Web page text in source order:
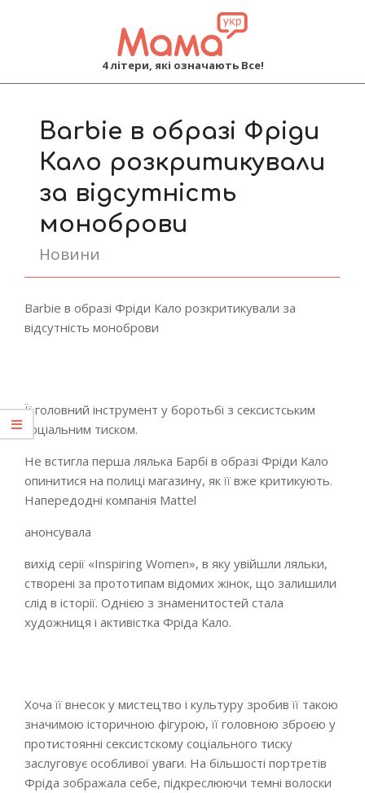
4 літери, які означають Все!
Barbie в образі Фріди
Кало розкритикували
за відсутність
моноброви
Новини
Barbie в образі Фріди Кало розкритикували за
відсутність моноброви
Її головний інструмент у боротьбі з сексистським
соціальним тиском.
Не встигла перша лялька Барбі в образі Фріди Кало
опинитися на полиці магазину, як її вже критикують.
Напередодні компанія Mattel
анонсувала
вихід серії «Inspiring Women», в яку увійшли ляльки,
створені за прототипам відомих жінок, що залишили
слід в історії. Однією з знаменитостей стала
художниця і активістка Фріда Кало.
Хоча її внесок у мистецтво і культуру зробив її такою
значимою історичною фігурою, її головною зброєю у
протистоянні сексистскому соціального тиску
заслуговує особливої уваги. На більшості портретів
Фріда зображала себе, підкреслюючи темні волоски